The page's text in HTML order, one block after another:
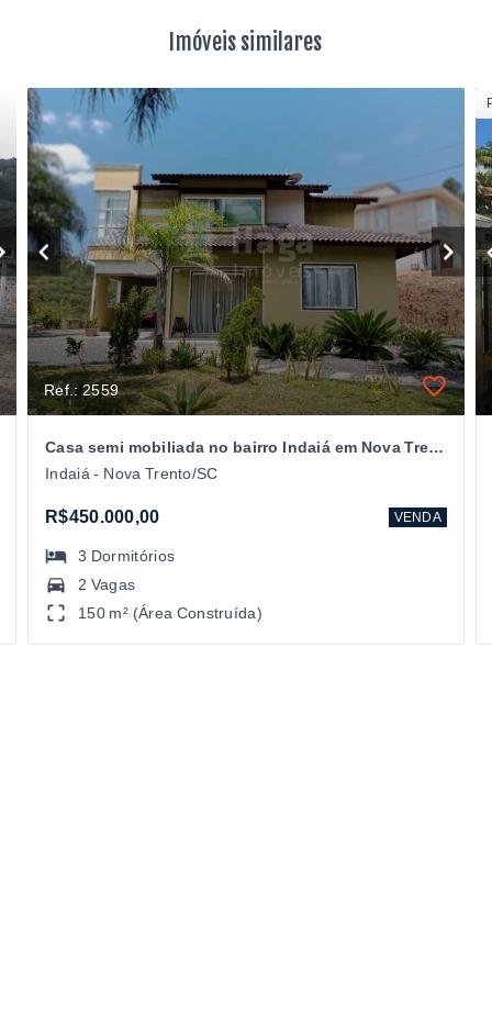
Imóveis similares
Ref.: 2559
Casa semi mobiliada no bairro Indaiá em Nova Trento/SC
Indaiá - Nova Trento/SC
R$450.000,00 VENDA
3 Dormitórios
2 Vagas
150 m² (Área Construída)